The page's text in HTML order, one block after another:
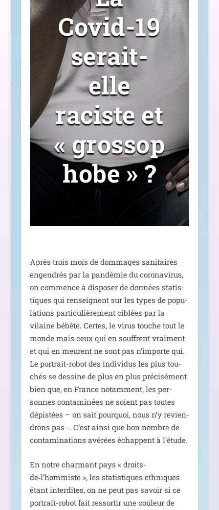
Covid-19
serait-
elle
raciste et
« grossop
hobe » ?
Après trois mois de dom­mages sani­taires
engen­drés par la pan­dé­mie du coro­na­vi­rus,
on com­mence à dis­po­ser de don­nées sta­tis­
tiques qui ren­seignent sur les types de popu­
la­tions par­ti­cu­liè­re­ment ciblées par la
vilaine bébête. Certes, le virus touche tout le
monde mais ceux qui en souffrent vrai­ment
et qui en meurent ne sont pas n’importe qui.
Le por­trait-robot des indi­vi­dus les plus tou­
chés se des­sine de plus en plus pré­ci­sé­ment
bien que, en France notam­ment, les per­
sonnes conta­mi­nées ne soient pas toutes
dépis­tées – on sait pour­quoi, nous n’y revien­
drons pas -. C’est ain­si que bon nombre de
conta­mi­na­tions avé­rées échappent à l’étude.
En notre char­mant pays « droits-
de‑l’hommiste », les sta­tis­tiques eth­niques
étant inter­dites, on ne peut pas savoir si ce
por­trait-robot fait res­sor­tir une cou­leur de